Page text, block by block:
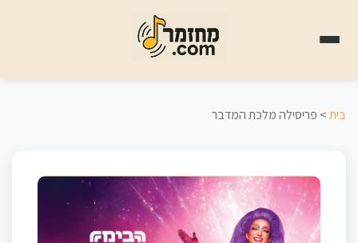
בית> פריסילה מלכת המדבר